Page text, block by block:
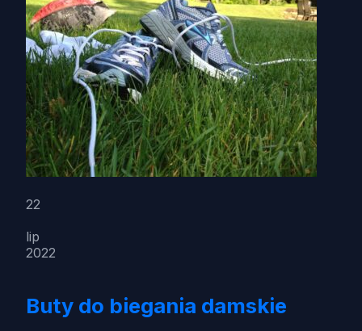
22
lip
2022
Buty do biegania damskie